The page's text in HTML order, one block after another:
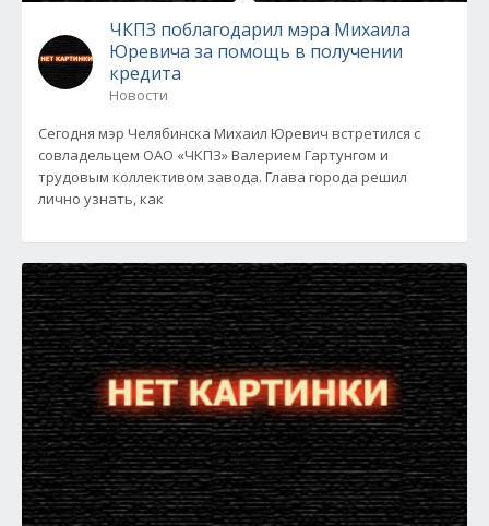
ЧКПЗ поблагодарил мэра Михаила
Юревича за помощь в получении
кредита
Новости
Сегодня мэр Челябинска Михаил Юревич встретился с
совладельцем ОАО «ЧКПЗ» Валерием Гартунгом и
трудовым коллективом завода. Глава города решил
лично узнать, как